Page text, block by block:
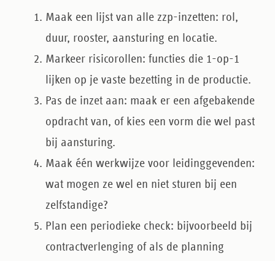
Maak een lijst van alle zzp-inzetten: rol,
duur, rooster, aansturing en locatie.
Markeer risicorollen: functies die 1-op-1
lijken op je vaste bezetting in de productie.
Pas de inzet aan: maak er een afgebakende
opdracht van, of kies een vorm die wel past
bij aansturing.
Maak één werkwijze voor leidinggevenden:
wat mogen ze wel en niet sturen bij een
zelfstandige?
Plan een periodieke check: bijvoorbeeld bij
contractverlenging of als de planning